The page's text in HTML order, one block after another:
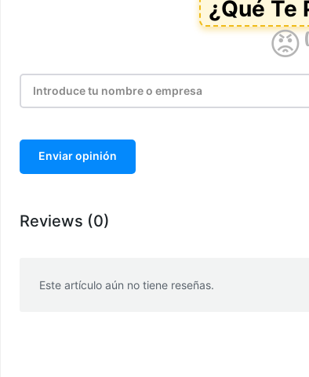
Enviar opinión
Reviews (0)
Este artículo aún no tiene reseñas.